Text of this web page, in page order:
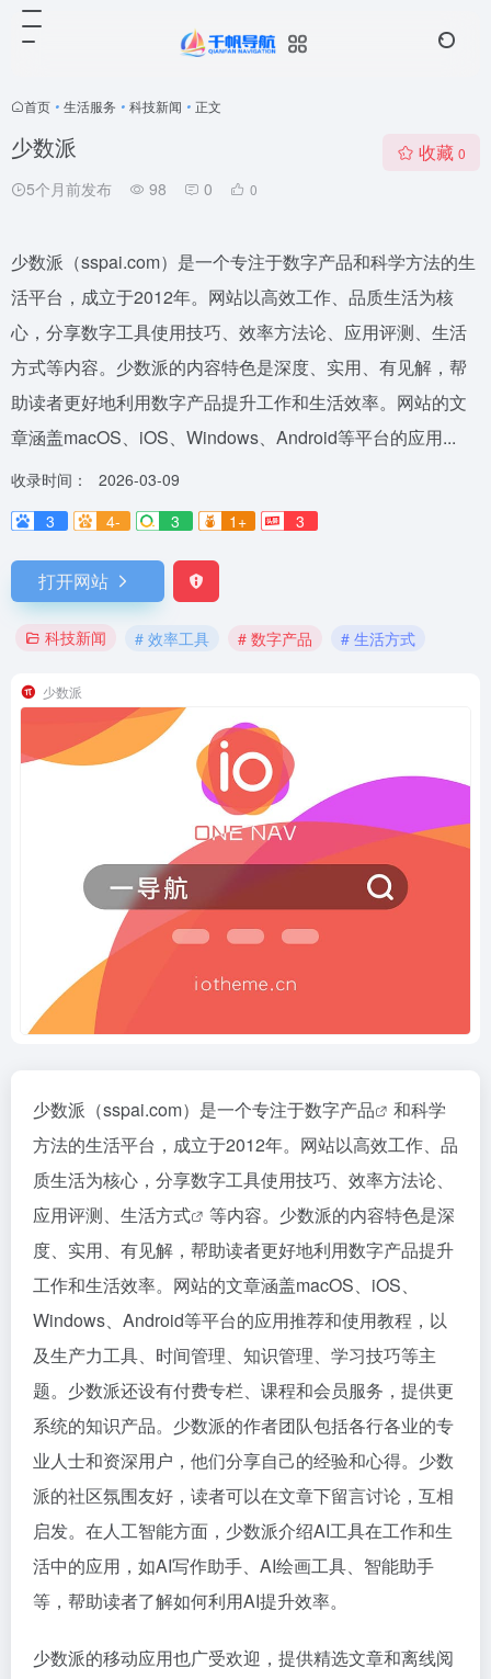
首页 • 生活服务 • 科技新闻 • 正文
少数派
5个月前发布 98 0 0
收藏 0
少数派（sspai.com）是一个专注于数字产品和科学方法的生
活平台，成立于2012年。网站以高效工作、品质生活为核
心，分享数字工具使用技巧、效率方法论、应用评测、生活
方式等内容。少数派的内容特色是深度、实用、有见解，帮
助读者更好地利用数字产品提升工作和生活效率。网站的文
章涵盖macOS、iOS、Windows、Android等平台的应用...
收录时间：
2026-03-09
3
4- 3 1+ 3
打开网站
科技新闻 # 效率工具 # 数字产品 # 生活方式
少数派
少数派（sspai.com）是一个专注于数字产品
和科学
方法的生活平台，成立于2012年。网站以高效工作、品
质生活为核心，分享数字工具使用技巧、效率方法论、
应用评测、 生活方式
等内容。少数派的内容特色是深
度、实用、有见解，帮助读者更好地利用数字产品提升
工作和生活效率。网站的文章涵盖macOS、iOS、
Windows、Android等平台的应用推荐和使用教程，以
及生产力工具、时间管理、知识管理、学习技巧等主
题。少数派还设有付费专栏、课程和会员服务，提供更
系统的知识产品。少数派的作者团队包括各行各业的专
业人士和资深用户，他们分享自己的经验和心得。少数
派的社区氛围友好，读者可以在文章下留言讨论，互相
启发。在人工智能方面，少数派介绍AI工具在工作和生
活中的应用，如AI写作助手、AI绘画工具、智能助手
等，帮助读者了解如何利用AI提升效率。
少数派的移动应用也广受欢迎，提供精选文章和离线阅